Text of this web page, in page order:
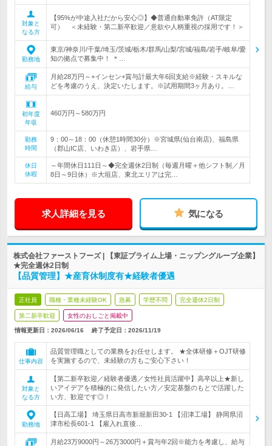
対象と
なる方
【95%が中途入社だから安心◎】◆普通自動車免許（AT限定
可） ＜未経験・第二新卒歓迎／意欲や人柄重視の採用です！＞
勤務地
東京/神奈川/千葉/埼玉/茨城/栃木/群馬/山梨/宮城/福島/岩手/岐阜/愛
知の拠点で募集中！ ＊…
給与
月給28万円～+インセン+賞与計最大年6回支給※経験・スキルな
どを考慮のうえ、決定いたします。※試用期間3ヶ月あり。…
初年度
年収
460万円～580万円
勤務
時間
9：00～18：00（休憩1時間30分）※宮城県(仙台南店)、福島県
（郡山IC店、いわき店）、岩手県…
休日
休暇
～年間休日111日～◆完全週休2日制（毎週月曜＋他シフト制／月
8日～9日休）※大垣店、東北エリアは完…
求人詳細を見る 気になる
株式会社ファーストフーズ | 【東証プライム上場・ニップングループ企業】
★完全週休2日制
【品質管理】★産育休制度有★経験者優遇
正社員 職種・業種未経験OK 急募 学歴不問 完全週休2日制
第二新卒歓迎 女性のおしごと掲載中
情報更新日：2026/06/16 終了予定日： 2026/11/19
仕事内容
品質管理職としての業務をお任せします。 ★全体研修＋OJT研修
を実施するので、未経験の方もご安心下さい！
対象と
なる方
【第二新卒歓迎／経験者優遇／女性社員活躍中】高卒以上★新し
いアイデアを積極的に発信したい方／安定基盤のもとで活躍した
い方、歓迎です◎！
勤務地
【日高工場】 埼玉県日高市新堀新田30-1 【沼津工場】 静岡県沼
津市松長601-1 【雇入れ直後…
月給23万9000円～26万3000円＋賞与年2回※能力を考慮し、給与